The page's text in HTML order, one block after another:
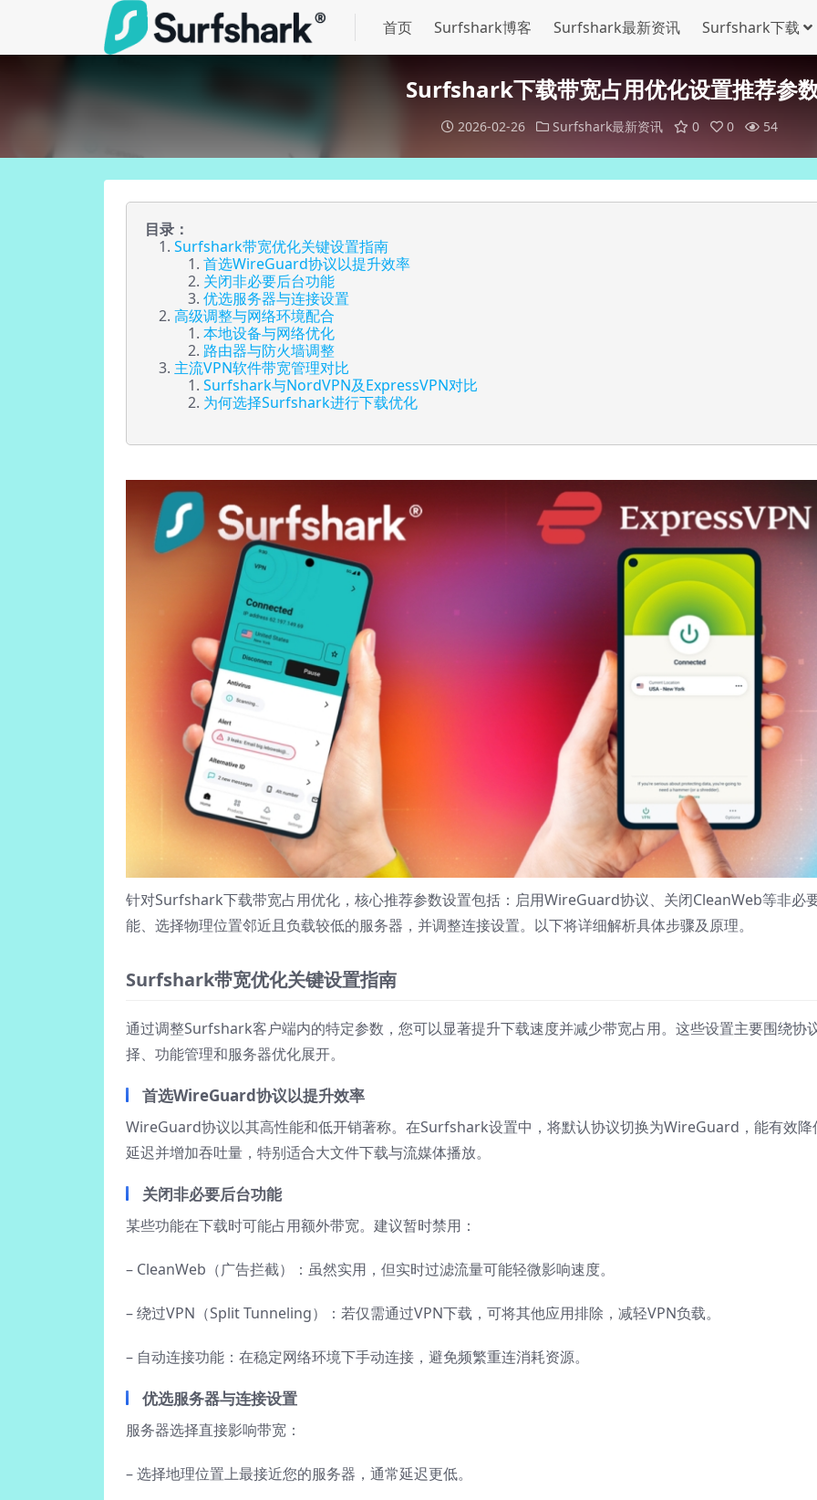
首页 Surfshark博客 Surfshark最新资讯 Surfshark下载
Surfshark下载带宽占用优化设置推荐参
2026-02-26 Surfshark最新资讯 0 0 54
目录：
Surfshark带宽优化关键设置指南
首选WireGuard协议以提升效率
关闭非必要后台功能
优选服务器与连接设置
高级调整与网络环境配合
本地设备与网络优化
路由器与防火墙调整
主流VPN软件带宽管理对比
Surfshark与NordVPN及ExpressVPN对比
为何选择Surfshark进行下载优化
针对Surfshark下载带宽占用优化，核心推荐参数设置包括：启用WireGuard协议、关闭CleanWeb等非必
能、选择物理位置邻近且负载较低的服务器，并调整连接设置。以下将详细解析具体步骤及原理。
Surfshark带宽优化关键设置指南
通过调整Surfshark客户端内的特定参数，您可以显著提升下载速度并减少带宽占用。这些设置主要围绕协
择、功能管理和服务器优化展开。
首选WireGuard协议以提升效率
WireGuard协议以其高性能和低开销著称。在Surfshark设置中，将默认协议切换为WireGuard，能有效降
延迟并增加吞吐量，特别适合大文件下载与流媒体播放。
关闭非必要后台功能
某些功能在下载时可能占用额外带宽。建议暂时禁用：
– CleanWeb（广告拦截）：虽然实用，但实时过滤流量可能轻微影响速度。
– 绕过VPN（Split Tunneling）：若仅需通过VPN下载，可将其他应用排除，减轻VPN负载。
– 自动连接功能：在稳定网络环境下手动连接，避免频繁重连消耗资源。
优选服务器与连接设置
服务器选择直接影响带宽：
– 选择地理位置上最接近您的服务器，通常延迟更低。